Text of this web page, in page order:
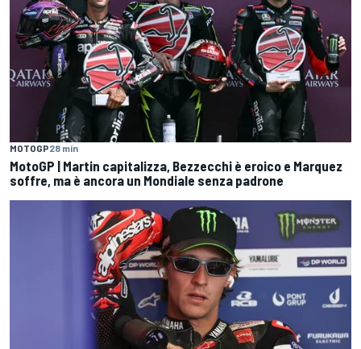
MOTOGP28 min
MotoGP | Martin capitalizza, Bezzecchi è eroico e Marquez
soffre, ma è ancora un Mondiale senza padrone